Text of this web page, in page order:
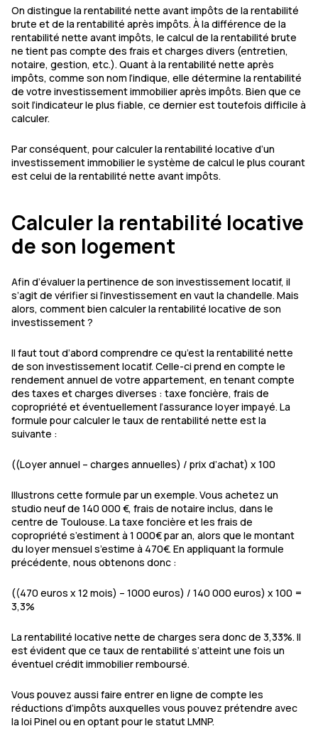
On distingue la rentabilité nette avant impôts de la rentabilité
brute et de la rentabilité après impôts. À la différence de la
rentabilité nette avant impôts, le calcul de la rentabilité brute
ne tient pas compte des frais et charges divers (entretien,
notaire, gestion, etc.). Quant à la rentabilité nette après
impôts, comme son nom l’indique, elle détermine la rentabilité
de votre investissement immobilier après impôts. Bien que ce
soit l’indicateur le plus fiable, ce dernier est toutefois difficile à
calculer.
Par conséquent, pour calculer la rentabilité locative d’un
investissement immobilier le système de calcul le plus courant
est celui de la rentabilité nette avant impôts.
Calculer la rentabilité locative
de son logement
Afin d’évaluer la pertinence de son investissement locatif, il
s’agit de vérifier si l’investissement en vaut la chandelle. Mais
alors, comment bien calculer la rentabilité locative de son
investissement ?
Il faut tout d’abord comprendre ce qu’est la rentabilité nette
de son investissement locatif. Celle-ci prend en compte le
rendement annuel de votre appartement, en tenant compte
des taxes et charges diverses : taxe foncière, frais de
copropriété et éventuellement l’assurance loyer impayé. La
formule pour calculer le taux de rentabilité nette est la
suivante :
((Loyer annuel – charges annuelles) / prix d’achat) x 100
Illustrons cette formule par un exemple. Vous achetez un
studio neuf de 140 000 €, frais de notaire inclus, dans le
centre de Toulouse. La taxe foncière et les frais de
copropriété s’estiment à 1 000€ par an, alors que le montant
du loyer mensuel s’estime à 470€. En appliquant la formule
précédente, nous obtenons donc :
((470 euros x 12 mois) – 1000 euros) / 140 000 euros) x 100 =
3,3%
La rentabilité locative nette de charges sera donc de 3,33%. Il
est évident que ce taux de rentabilité s’atteint une fois un
éventuel crédit immobilier remboursé.
Vous pouvez aussi faire entrer en ligne de compte les
réductions d’impôts auxquelles vous pouvez prétendre avec
la loi Pinel ou en optant pour le statut LMNP.